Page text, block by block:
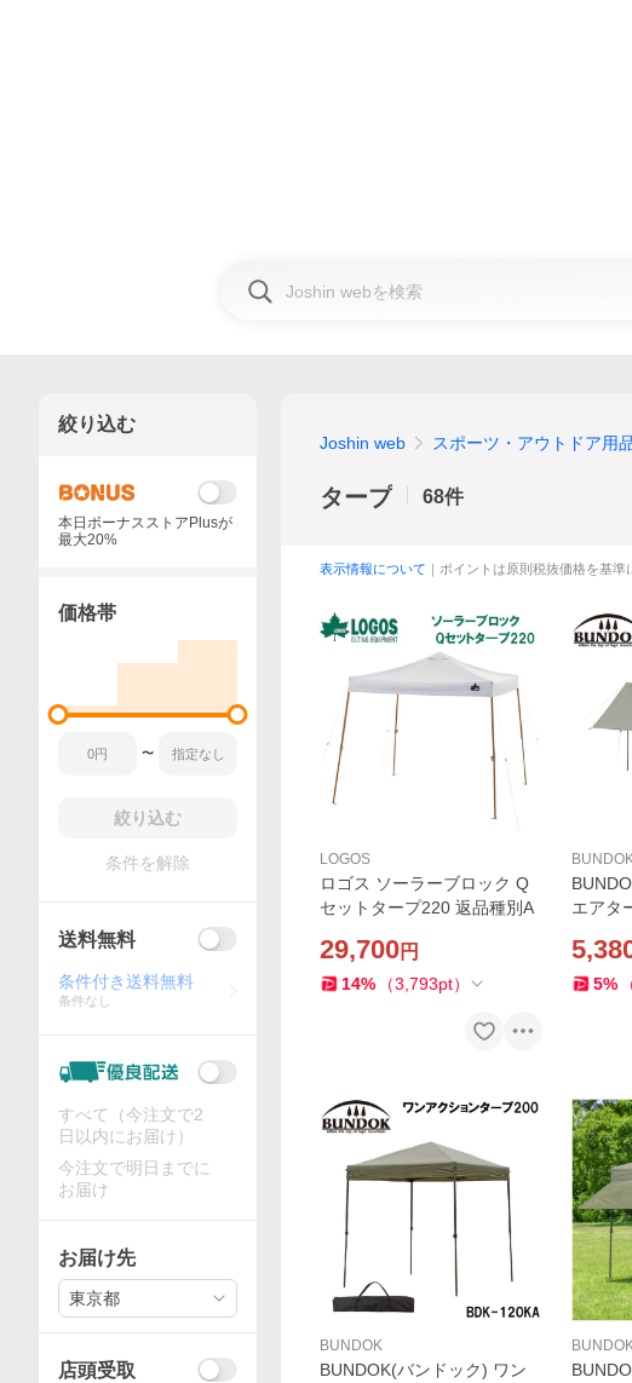
Joshin web スポーツ・アウトドア用
タープ 68件
表示情報について ｜ポイントは原則税抜価格を基
LOGOS
ロゴス ソーラーブロック Q
セットタープ220 返品種別A
29,700円
14% （3,793pt）
エアタ
5%
BUNDOK
BUNDOK(バンドック) ワン
絞り込む
本日ボーナスストアPlusが
最大20%
価格帯
〜
絞り込む
条件を解除
送料無料
条件付き送料無料
条件なし
すべて（今注文で2
日以内にお届け）
今注文で明日までに
お届け
お届け先
東京都
店頭受取